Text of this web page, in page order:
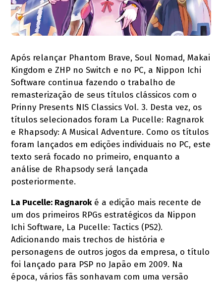
Após relançar Phantom Brave, Soul Nomad, Makai
Kingdom e ZHP no Switch e no PC, a Nippon Ichi
Software continua fazendo o trabalho de
remasterização de seus títulos clássicos com o
Prinny Presents NIS Classics Vol. 3. Desta vez, os
títulos selecionados foram La Pucelle: Ragnarok
e Rhapsody: A Musical Adventure. Como os títulos
foram lançados em edições individuais no PC, este
texto será focado no primeiro, enquanto a
análise de Rhapsody será lançada
posteriormente.
La Pucelle: Ragnaroké a edição mais recente de
um dos primeiros RPGs estratégicos da Nippon
Ichi Software, La Pucelle: Tactics (PS2).
Adicionando mais trechos de história e
personagens de outros jogos da empresa, o título
foi lançado para PSP no Japão em 2009. Na
época, vários fãs sonhavam com uma versão